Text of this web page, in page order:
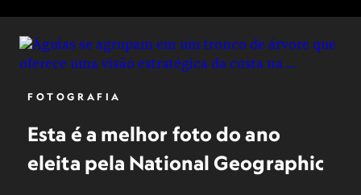
FOTOGRAFIA
Esta é a melhor foto do ano
eleita pela National Geographic